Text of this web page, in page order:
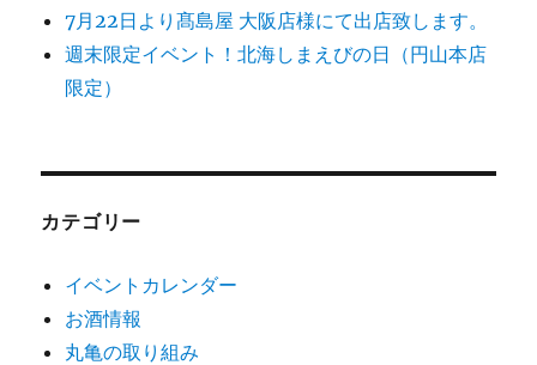
7月22日より髙島屋 大阪店様にて出店致します。
週末限定イベント！北海しまえびの日（円山本店
限定）
カテゴリー
イベントカレンダー
お酒情報
丸亀の取り組み